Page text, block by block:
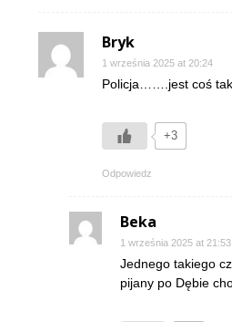
Bryk
1 września 2025 at 20:24
Policja…….jest coś
+3
Odpowiedz
Beka
1 września 2025 at 21:53
Jednego takiego
pijany po Dębie